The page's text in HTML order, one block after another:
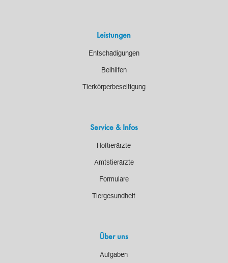
Leistungen
Entschädigungen
Beihilfen
Tierkörperbeseitigung
Service & Infos
Hoftierärzte
Amtstierärzte
Formulare
Tiergesundheit
Über uns
Aufgaben